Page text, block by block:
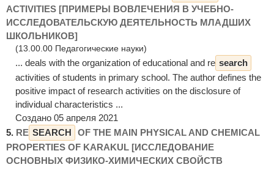
ACTIVITIES [ПРИМЕРЫ ВОВЛЕЧЕНИЯ В УЧЕБНО-
ИССЛЕДОВАТЕЛЬСКУЮ ДЕЯТЕЛЬНОСТЬ МЛАДШИХ
ШКОЛЬНИКОВ]
(13.00.00 Педагогические науки)
... deals with the organization of educational and re search
activities of students in primary school. The author defines the
positive impact of research activities on the disclosure of
individual characteristics ...
Создано 05 апреля 2021
5. RE SEARCH
OF THE MAIN PHYSICAL AND CHEMICAL
PROPERTIES OF KARAKUL [ИССЛЕДОВАНИЕ
ОСНОВНЫХ ФИЗИКО-ХИМИЧЕСКИХ СВОЙСТВ